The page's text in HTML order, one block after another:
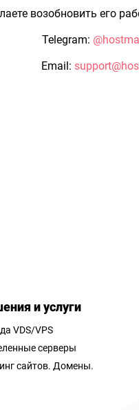
возобновить его
Telegram:
Email:
и услуги
VDS/VPS
серверы
сайтов. Домены.